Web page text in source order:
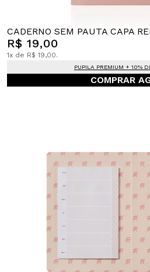
CADERNO SEM PAUTA CAPA
R$ 19,00
1x de R$ 19,00.
PUPILA PREMIUM + 10%
COMPRAR